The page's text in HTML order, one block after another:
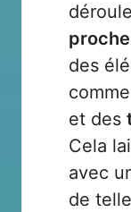
proche
des
et des
Cela
avec
de